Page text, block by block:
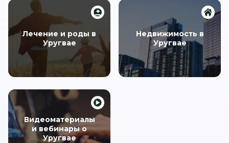
Лечение и роды в
Уругвае
Недвижимость в
Уругвае
Видеоматериалы
и вебинары о
Уругвае